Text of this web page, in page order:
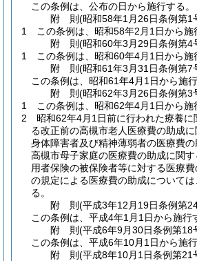
この条例は、公布の日から施行する。
附 則(昭和58年1月26日条例第1
1
この条例は、昭和58年2月1日から施
附 則(昭和60年3月29日条例第4
1
この条例は、昭和60年4月1日から施
附 則(昭和61年3月31日条例第7
この条例は、昭和61年4月1日から施行
附 則(昭和62年3月26日条例第3
1
この条例は、昭和62年4月1日から施
2
昭和62年4月1日前に行われた療養
る改正前の高槻市老人医療費の助成
身体障害者及び精神薄弱者の医療費の
高槻市母子家庭の医療費の助成に関
用者保険の被保険者等に対する医療
の規定による医療費の助成について
る。
附 則(平成3年12月19日条例第
この条例は、平成4年1月1日から施行
附 則(平成6年9月30日条例第18
この条例は、平成6年10月1日から施行
附 則(平成8年10月1日条例第21